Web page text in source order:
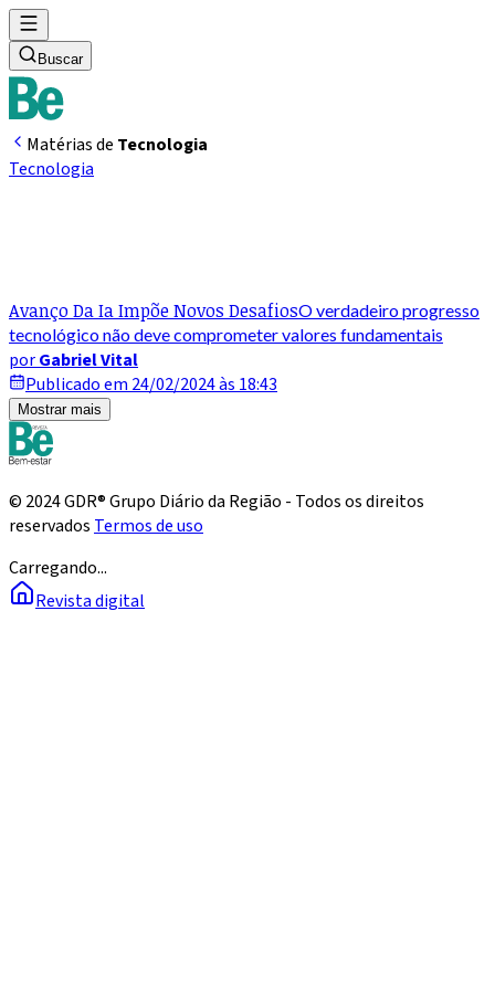
Buscar
Matérias de Tecnologia
Tecnologia
Avanço Da Ia Impõe Novos DesafiosO verdadeiro progresso
tecnológico não deve comprometer valores fundamentais
porGabriel Vital
Publicado em 24/02/2024 às 18:43
Mostrar mais
© 2024 GDR® Grupo Diário da Região - Todos os direitos
reservados Termos de uso
Carregando...
Revista digital